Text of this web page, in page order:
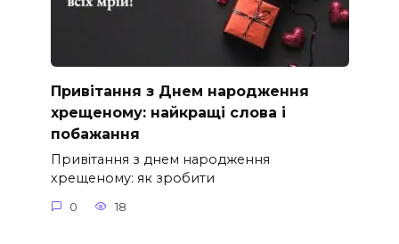
Привітання з Днем народження
хрещеному: найкращі слова і
побажання
Привітання з днем народження
хрещеному: як зробити
0 18